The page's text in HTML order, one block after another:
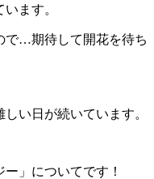
ます。
で…期待して開花を待ち
い日が続いています。
」についてです！